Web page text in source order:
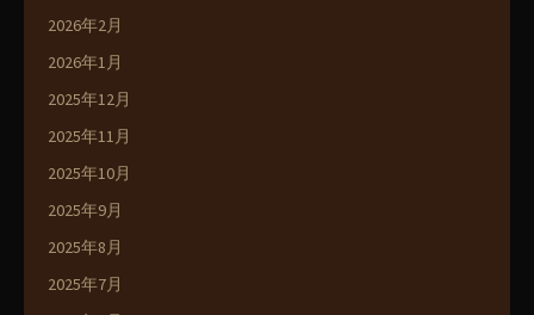
2026年2月
2026年1月
2025年12月
2025年11月
2025年10月
2025年9月
2025年8月
2025年7月